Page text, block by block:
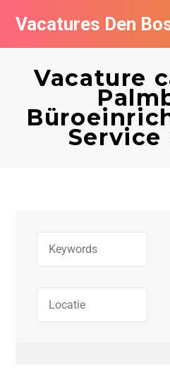
Vacatures Den
Vacature
Service
Vacatures per bedrijf in Den
De populairste vacatures in